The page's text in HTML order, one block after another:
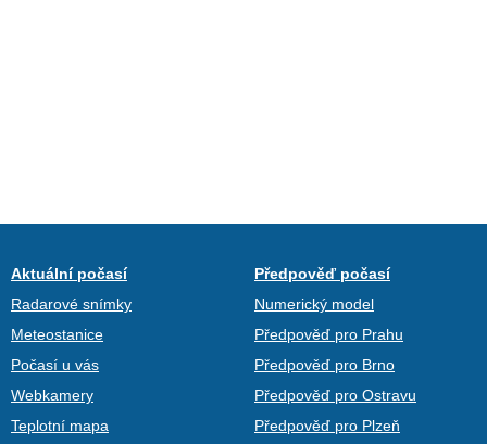
Aktuální počasí
Radarové snímky
Meteostanice
Počasí u vás
Webkamery
Teplotní mapa
Předpověď počasí
Numerický model
Předpověď pro Prahu
Předpověď pro Brno
Předpověď pro Ostravu
Předpověď pro Plzeň